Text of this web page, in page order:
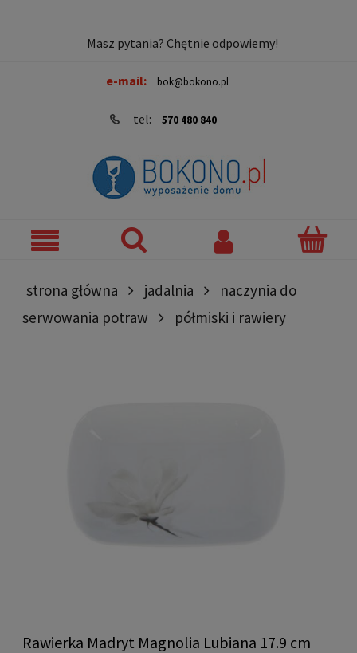
Masz pytania? Chętnie odpowiemy!
e-mail: bok@bokono.pl
tel: 570 480 840
strona główna jadalnia
naczynia do
serwowania potraw
półmiski i rawiery
Rawierka Madryt Magnolia Lubiana 17.9 cm